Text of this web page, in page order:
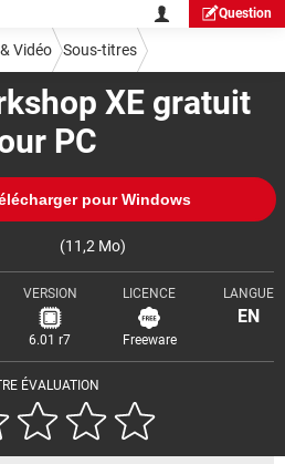
Question
XE gratuit
PC
pour Windows
(11,2 Mo)
ÉVALUATION
VERSION
6.01 r7
LICENCE
Freeware
LANGUE
EN
Vidéo Sous-titres